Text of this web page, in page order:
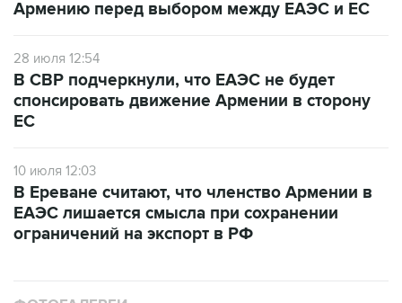
28 июля 12:54
спонсировать движение Армении в сторону
ЕС
ЕАЭС лишается смысла при сохранении
ограничений на экспорт в РФ